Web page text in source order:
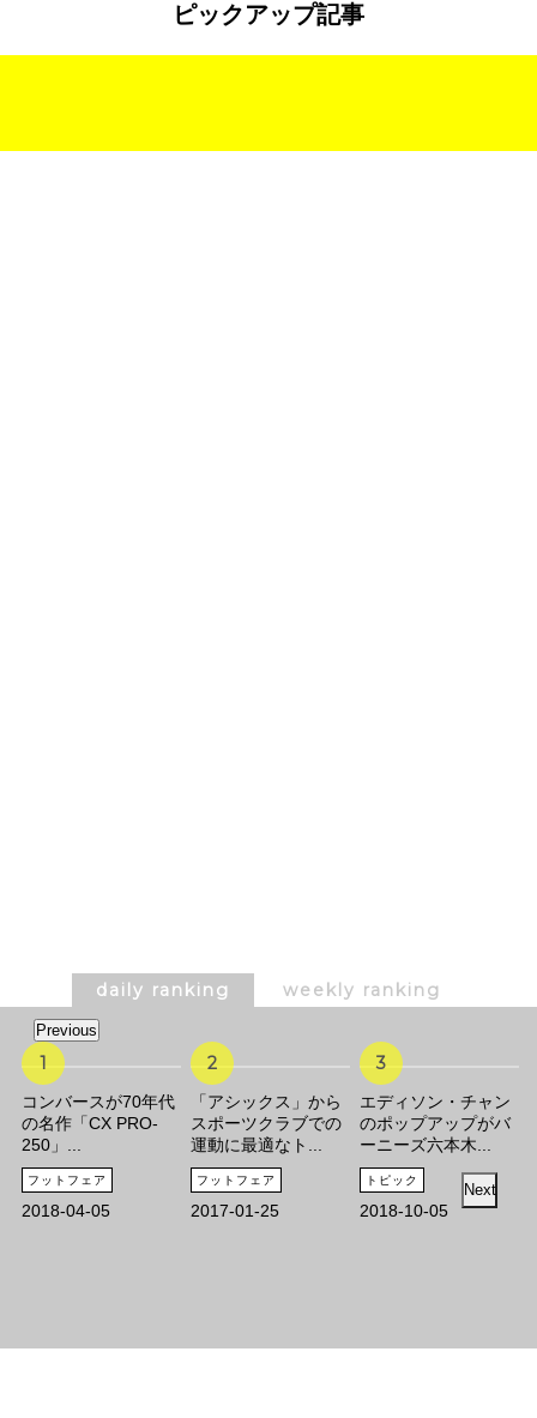
ピックアップ記事
daily ranking weekly ranking
Previous
コンバースが70年代
の名作「CX PRO-
250」...
フットフェア
2018-04-05
「アシックス」から
スポーツクラブでの
運動に最適なト...
フットフェア
2017-01-25
エディソン・チャン
のポップアップがバ
ーニーズ六本木...
トピック
2018-10-05
Next